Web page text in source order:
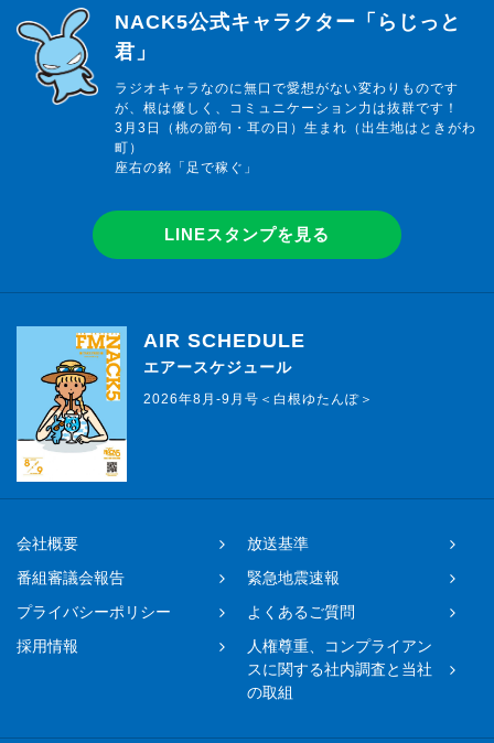
らじっと君
NACK5公式キャラクター「らじっと
君」
ラジオキャラなのに無口で愛想がない変わりものです
が、根は優しく、コミュニケーション力は抜群です！
3月3日（桃の節句・耳の日）生まれ（出生地はときがわ
町）
座右の銘「足で稼ぐ」
LINEスタンプを見る
AIR SCHEDULE
エアースケジュール
2026年8月-9月号＜白根ゆたんぽ＞
会社概要
放送基準
番組審議会報告
緊急地震速報
プライバシーポリシー
よくあるご質問
採用情報
人権尊重、コンプライアン
スに関する社内調査と当社
の取組